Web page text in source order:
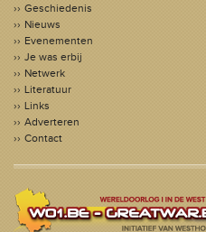
Geschiedenis
Nieuws
Evenementen
Je was erbij
Netwerk
Literatuur
Links
Adverteren
Contact